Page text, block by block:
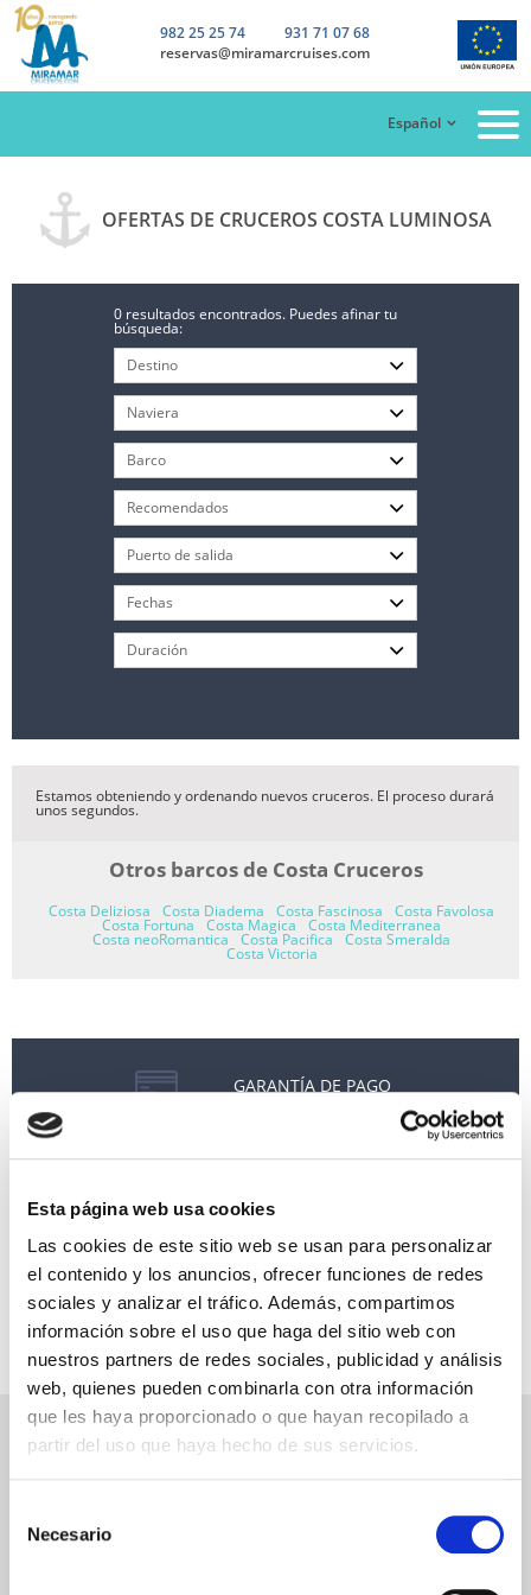
Esta página web usa cookies
Las cookies de este sitio web se usan para personalizar
el contenido y los anuncios, ofrecer funciones de redes
sociales y analizar el tráfico. Además, compartimos
información sobre el uso que haga del sitio web con
nuestros partners de redes sociales, publicidad y análisis
web, quienes pueden combinarla con otra información
que les haya proporcionado o que hayan recopilado a
partir del uso que haya hecho de sus servicios.
Necesario
982 25 25 74
931 71 07 68
reservas@miramarcruises.com
Español
OFERTAS DE CRUCEROS COSTA LUMINOSA
0 resultados encontrados. Puedes afinar tu
búsqueda:
Estamos obteniendo y ordenando nuevos cruceros. El proceso durará
unos segundos.
Otros barcos de Costa Cruceros
Costa Deliziosa Costa Diadema Costa Fascinosa Costa Favolosa
Costa Fortuna Costa Magica Costa Mediterranea
Costa neoRomantica Costa Pacifica Costa Smeralda
Costa Victoria
GARANTÍA DE PAGO
NEWSLETTER